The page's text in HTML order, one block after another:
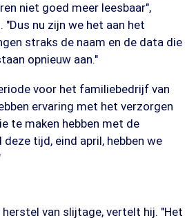
niet goed meer leesbaar",
nu zijn we het aan het
straks de naam en de data die
opnieuw aan."
voor het familiebedrijf van
ervaring met het verzorgen
te maken hebben met de
deze tijd, eind april, hebben we
van slijtage, vertelt hij. "Het